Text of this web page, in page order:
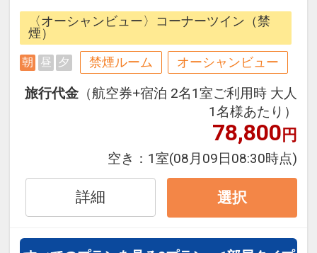
めます。多彩なアクティビティを体
験でき、自然に癒され心と身体が元
気になれる、笑顔が集まるマリンリ
ゾートへようこそ。
●朝食●
元気和朝食or朝食バイキング
〈オーシャンビュー〉コーナーツイン（禁
煙）
朝 昼 夕 禁煙ルーム オーシャンビュー
旅行代金 （航空券+宿泊 2名1室ご利用時 大人
1名様あたり）
78,800円
空き： 1室(08月09日08:30時点)
詳細 選択